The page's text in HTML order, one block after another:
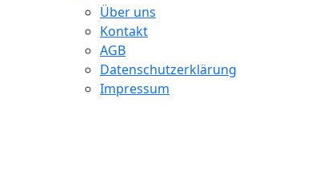
Über uns
Kontakt
AGB
Datenschutzerklärung
Impressum